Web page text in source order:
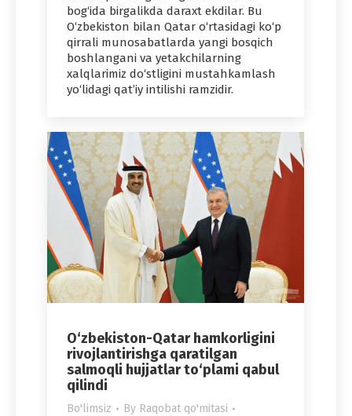
bog‘ida birgalikda daraxt ekdilar. Bu
O‘zbekiston bilan Qatar o‘rtasidagi ko‘p
qirrali munosabatlarda yangi bosqich
boshlangani va yetakchilarning
xalqlarimiz do‘stligini mustahkamlash
yo‘lidagi qat’iy intilishi ramzidir.
O‘zbekiston-Qatar hamkorligini
rivojlantirishga qaratilgan
salmoqli hujjatlar to‘plami qabul
qilindi
Bo'limsiz By Raqobat qo'mitasi